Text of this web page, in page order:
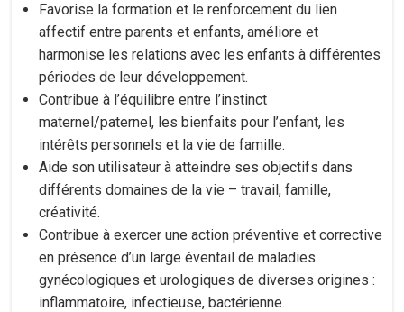
Favorise la formation et le renforcement du lien
affectif entre parents et enfants, améliore et
harmonise les relations avec les enfants à différentes
périodes de leur développement.
Contribue à l’équilibre entre l’instinct
maternel/paternel, les bienfaits pour l’enfant, les
intérêts personnels et la vie de famille.
Aide son utilisateur à atteindre ses objectifs dans
différents domaines de la vie – travail, famille,
créativité.
Contribue à exercer une action préventive et corrective
en présence d’un large éventail de maladies
gynécologiques et urologiques de diverses origines :
inflammatoire, infectieuse, bactérienne.